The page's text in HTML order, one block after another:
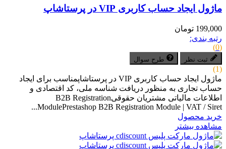
ماژول ایجاد حساب کاربری VIP در پرستاشاپ
199,000 تومان
رتبه بندی:
(0)
ثبت نظر طرح سوال
(1)
ماژول ایجاد حساب کاربری VIP در پرستاشاپمناسب برای ایجاد
حساب تجاری به منظور دریافت شناسه ملی، کد اقتصادی و
اطلاعات مالیاتی مشتریان حقوقیB2B Registration
ModulePrestashop B2B Registration Module | VAT / Siret...
خرید محصول
مشاهده بیشتر